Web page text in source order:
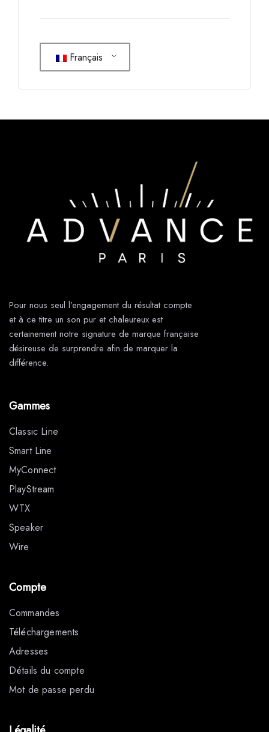
Français
Pour nous seul l’engagement du résultat compte
et à ce titre un son pur et chaleureux est
certainement notre signature de marque française
désireuse de surprendre afin de marquer la
différence.
Gammes
Classic Line
Smart Line
MyConnect
PlayStream
WTX
Speaker
Wire
Compte
Commandes
Téléchargements
Adresses
Détails du compte
Mot de passe perdu